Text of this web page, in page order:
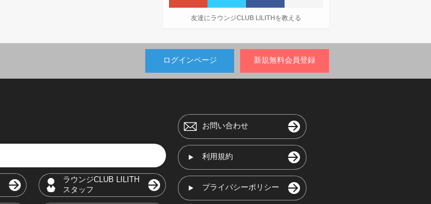
友達にラウンジCLUB LILITHを教える
ログインページ 新規無料会員登録
ラウンジCLUB LILITH
スタッフ
お問い合わせ
利用規約
プライバシーポリシー